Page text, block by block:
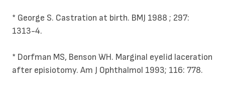
* George S. Castration at birth. BMJ 1988 ; 297:
1313-4.
* Dorfman MS, Benson WH. Marginal eyelid laceration
after episiotomy. Am J Ophthalmol 1993; 116: 778.